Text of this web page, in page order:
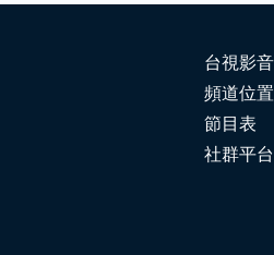
台視影
頻道位置
節目表
社群平台